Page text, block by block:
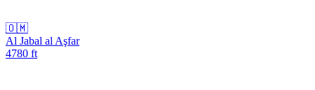
🇴🇲
Al Jabal al Aşfar
4780 ft